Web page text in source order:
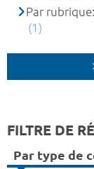
Par
(1)
FILTRE DE
Par type de